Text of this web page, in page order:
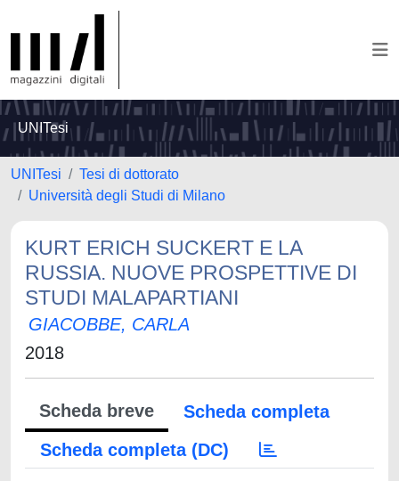
UNITesi
UNITesi
Tesi di dottorato
Università degli Studi di Milano
KURT ERICH SUCKERT E LA
RUSSIA. NUOVE PROSPETTIVE DI
STUDI MALAPARTIANI
GIACOBBE, CARLA
2018
Scheda breve
Scheda completa
Scheda completa (DC)